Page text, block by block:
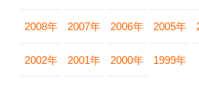
2008年 2007年 2006年 2005年
2002年 2001年 2000年 1999年